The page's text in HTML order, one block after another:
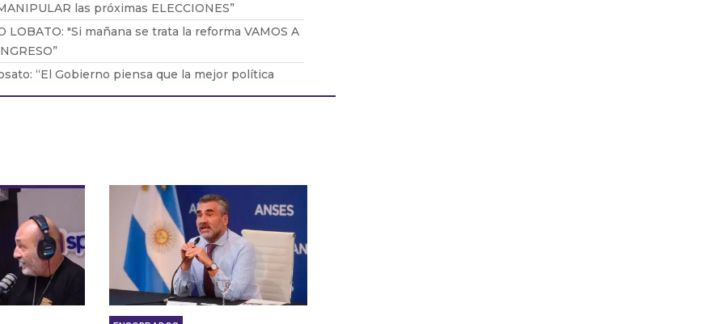
las próximas ELECCIONES”
LOBATO: "Si mañana se trata la reforma VAMOS A
“El Gobierno piensa que la mejor política
la que no existe”